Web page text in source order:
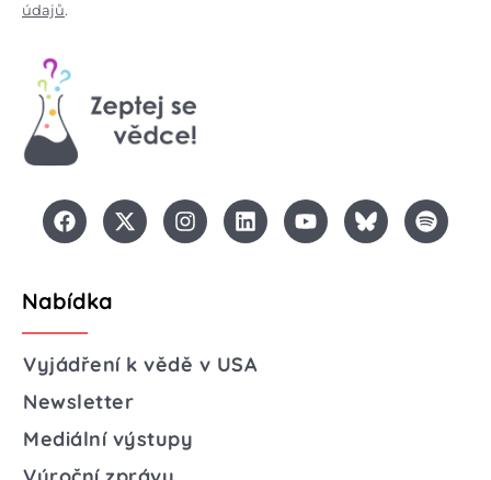
údajů.
Nabídka
Vyjádření k vědě v USA
Newsletter
Mediální výstupy